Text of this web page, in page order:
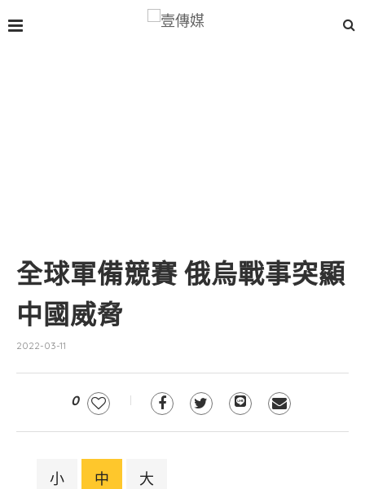
全球軍備競賽 俄烏戰事突顯
中國威脅
2022-03-11
0
小 中 大